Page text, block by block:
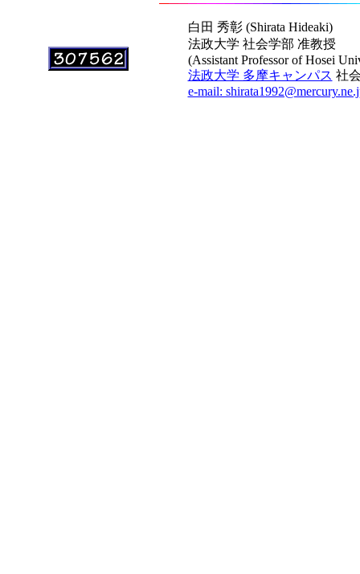
白田 秀彰 (Shirata Hideaki)
法政大学 社会学部 准教授
(Assistant Professor of Hosei
法政大学 多摩キャンパス 社
e-mail: